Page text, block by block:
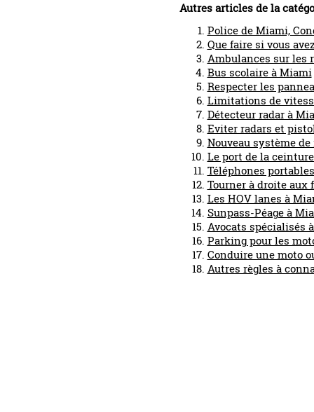
Autres articles de la
Police de Miami,
Que faire si vous
Ambulances sur les
Bus scolaire à Miami
Respecter les
Limitations de
Détecteur radar à
Eviter radars et
Nouveau système
Le port de la
Téléphones
Tourner à droite aux
Les HOV lanes à
Sunpass-Péage à
Avocats spécialisés
Parking pour les
Conduire une moto
Autres règles à